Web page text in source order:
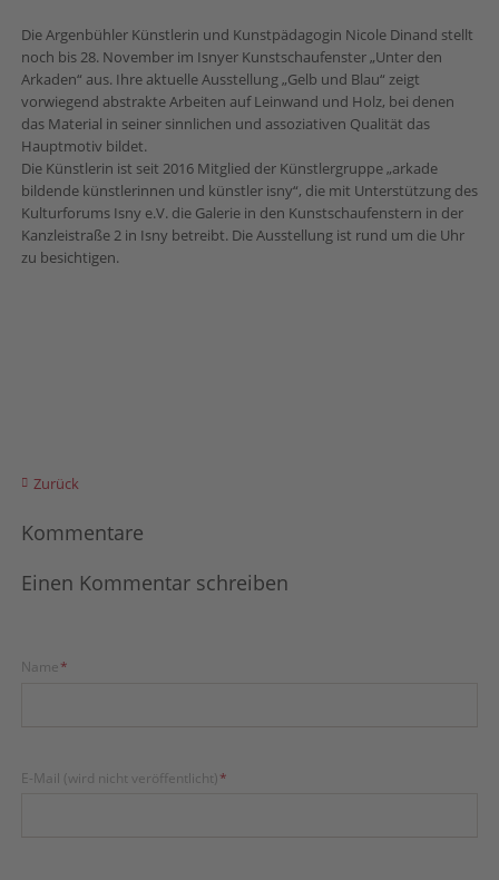
Die Argenbühler Künstlerin und Kunstpädagogin Nicole Dinand stellt
noch bis 28. November im Isnyer Kunstschaufenster „Unter den
Arkaden“ aus. Ihre aktuelle Ausstellung „Gelb und Blau“ zeigt
vorwiegend abstrakte Arbeiten auf Leinwand und Holz, bei denen
das Material in seiner sinnlichen und assoziativen Qualität das
Hauptmotiv bildet.
Die Künstlerin ist seit 2016 Mitglied der Künstlergruppe „arkade
bildende künstlerinnen und künstler isny“, die mit Unterstützung des
Kulturforums Isny e.V. die Galerie in den Kunstschaufenstern in der
Kanzleistraße 2 in Isny betreibt. Die Ausstellung ist rund um die Uhr
zu besichtigen.
Zurück
Kommentare
Einen Kommentar schreiben
Pflichtfeld
Name*
Pflichtfeld
E-Mail (wird nicht veröffentlicht)*